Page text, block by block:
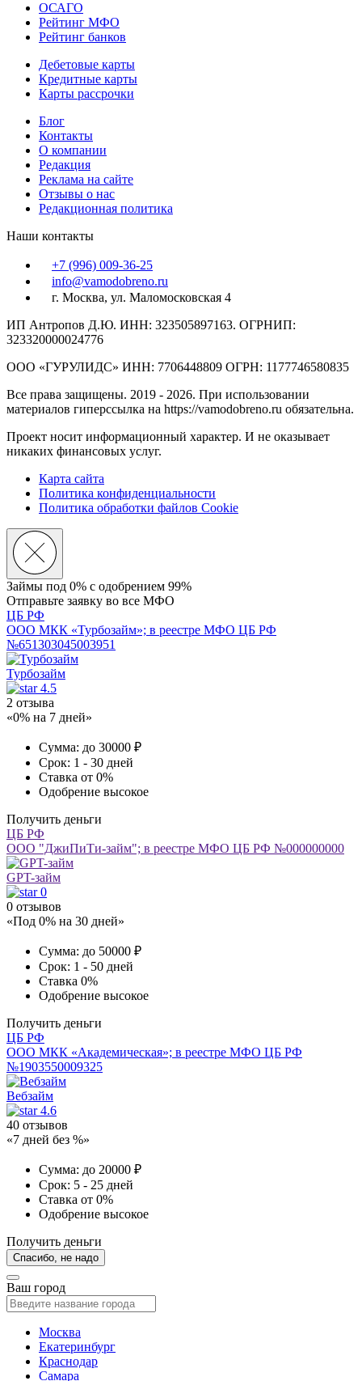
ОСАГО
Рейтинг МФО
Рейтинг банков
Дебетовые карты
Кредитные карты
Карты рассрочки
Блог
Контакты
О компании
Редакция
Реклама на сайте
Отзывы о нас
Редакционная политика
Наши контакты
+7 (996) 009-36-25
info@vamodobreno.ru
г. Москва, ул. Маломосковская 4
ИП Антропов Д.Ю. ИНН: 323505897163. ОГРНИП:
323320000024776
ООО «ГУРУЛИДС» ИНН: 7706448809 ОГРН: 1177746580835
Все права защищены. 2019 - 2026. При использовании
материалов гиперссылка на https://vamodobreno.ru обязательна.
Проект носит информационный характер. И не оказывает
никаких финансовых услуг.
Карта сайта
Политика конфиденциальности
Политика обработки файлов Cookie
Займы под 0% с одобрением 99%
Отправьте заявку во все МФО
ЦБ РФ
ООО МКК «Турбозайм»; в реестре МФО ЦБ РФ
№651303045003951
Турбозайм
4.5
2 отзыва
«0% на 7 дней»
Сумма: до 30000 ₽
Срок: 1 - 30 дней
Ставка от 0%
Одобрение высокое
Получить деньги
ЦБ РФ
ООО "ДжиПиТи-займ"; в реестре МФО ЦБ РФ №000000000
GPT-займ
0
0 отзывов
«Под 0% на 30 дней»
Сумма: до 50000 ₽
Срок: 1 - 50 дней
Ставка 0%
Одобрение высокое
Получить деньги
ЦБ РФ
ООО МКК «Академическая»; в реестре МФО ЦБ РФ
№1903550009325
Вебзайм
4.6
40 отзывов
«7 дней без %»
Сумма: до 20000 ₽
Срок: 5 - 25 дней
Ставка от 0%
Одобрение высокое
Получить деньги
Спасибо, не надо
Ваш город
Москва
Екатеринбург
Краснодар
Самара